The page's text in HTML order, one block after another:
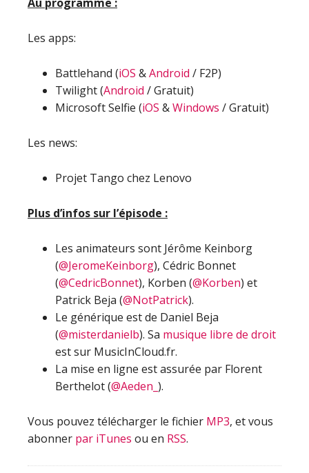
Les apps:
Battlehand (iOS &Android / F2P)
Twilight (Android / Gratuit)
Microsoft Selfie (iOS &Windows / Gratuit)
Les news:
Projet Tango chez Lenovo
Plus d’infos sur l’épisode :
Les animateurs sont Jérôme Keinborg
(@JeromeKeinborg), Cédric Bonnet
(@CedricBonnet), Korben (@Korben) et
Patrick Beja (@NotPatrick).
Le générique est de Daniel Beja
(@misterdanielb). Sa musique libre de droit
est sur MusicInCloud.fr.
La mise en ligne est assurée par Florent
Berthelot (@Aeden_ ).
Vous pouvez télécharger le fichier MP3, et vous
abonner par iTunes ou en RSS.